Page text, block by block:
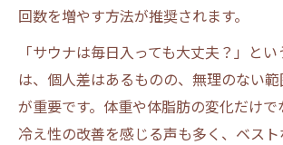
回数を増やす方法が推奨されます。
「サウナは毎日入っても大丈夫？」と
は、個人差はあるものの、無理のない
が重要です。体重や体脂肪の変化だけ
冷え性の改善を感じる声も多く、ベス